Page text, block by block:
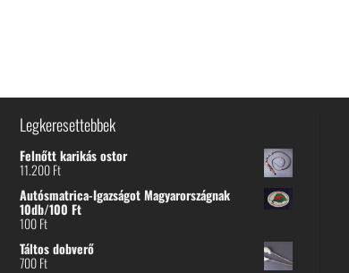
Legkeresettebbek
Felnőtt karikás ostor
11.200Ft
Autósmatrica-Igazságot Magyarországnak
10db/100 Ft
100Ft
Táltos dobverő
700Ft